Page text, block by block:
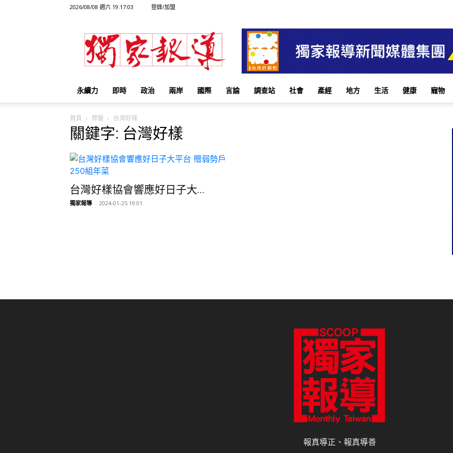
2026/08/08 週六 19:17:03 登錄/加盟
獨
家
報
永續力 即時 政治 兩岸 國際 言論 調查站 社會 產經 地方 生活 健康 寵物
首頁 標籤 台灣好樣
關鍵字: 台灣好樣
台灣好樣協會響應好日子大...
獨家報導 - 2024-01-25 19:01
報真導正、報真導善